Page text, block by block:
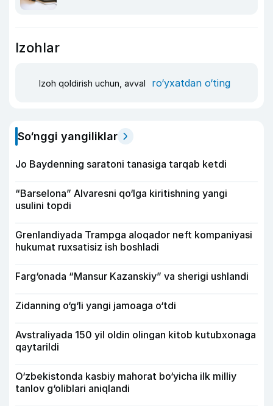
Izohlar
Izoh qoldirish uchun, avval ro‘yxatdan o‘ting
So‘nggi yangiliklar
Jo Baydenning saratoni tanasiga tarqab ketdi
“Barselona” Alvaresni qo‘lga kiritishning yangi
usulini topdi
Grenlandiyada Trampga aloqador neft kompaniyasi
hukumat ruxsatisiz ish boshladi
Farg‘onada “Mansur Kazanskiy” va sherigi ushlandi
Zidanning o‘g‘li yangi jamoaga o‘tdi
Avstraliyada 150 yil oldin olingan kitob kutubxonaga
qaytarildi
O‘zbekistonda kasbiy mahorat bo‘yicha ilk milliy
tanlov g‘oliblari aniqlandi